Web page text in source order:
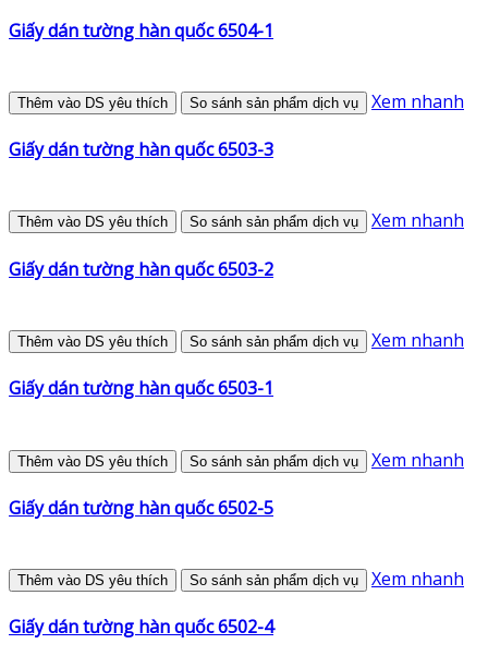
Giấy dán tường hàn quốc 6504-1
Thêm vào DS yêu thích So sánh sản phẩm dịch vụ Xem nhanh
Giấy dán tường hàn quốc 6503-3
Thêm vào DS yêu thích So sánh sản phẩm dịch vụ Xem nhanh
Giấy dán tường hàn quốc 6503-2
Thêm vào DS yêu thích So sánh sản phẩm dịch vụ Xem nhanh
Giấy dán tường hàn quốc 6503-1
Thêm vào DS yêu thích So sánh sản phẩm dịch vụ Xem nhanh
Giấy dán tường hàn quốc 6502-5
Thêm vào DS yêu thích So sánh sản phẩm dịch vụ Xem nhanh
Giấy dán tường hàn quốc 6502-4